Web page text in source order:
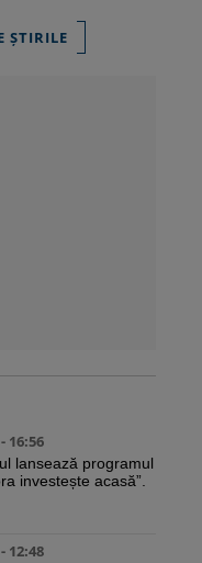
ȘTIRILE
16:56
lansează programul
investește acasă”.
12:48